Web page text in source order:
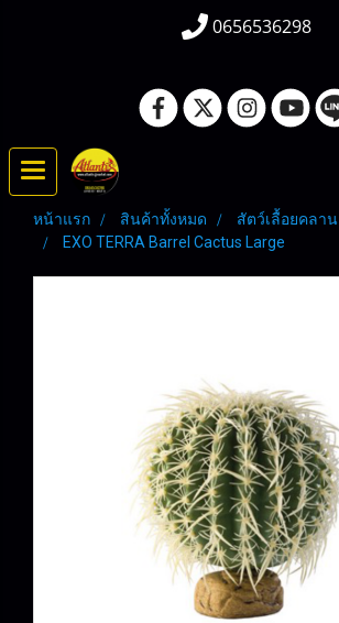
0656536298
หน้าแรก สินค้าทั้งหมด สัตว์เลื้อยคลาน
EXO TERRA Barrel Cactus Large